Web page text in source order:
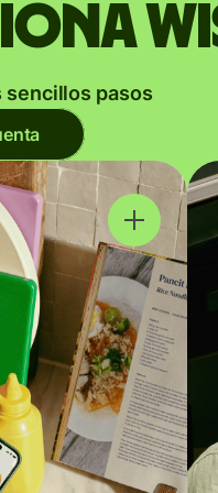
sencillos pasos